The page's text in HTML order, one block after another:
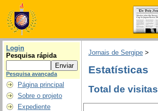
Login
Pesquisa rápida
Pesquisa avançada
Página principal
Sobre o projeto
Expediente
Jornais de Sergipe >
Estatísticas
Total de visitas